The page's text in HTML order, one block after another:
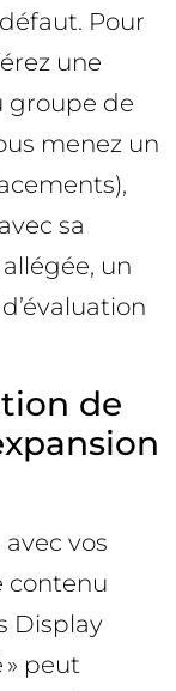
Pour
une
groupe de
menez un
sa
un
de
vos
contenu
Display
» peut